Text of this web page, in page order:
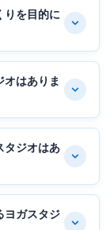
りを目的に
はありま
タジオはあ
ヨガスタジ